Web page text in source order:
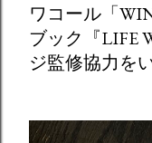
ワコール「
ブック『LIFE
ジ監修協力を